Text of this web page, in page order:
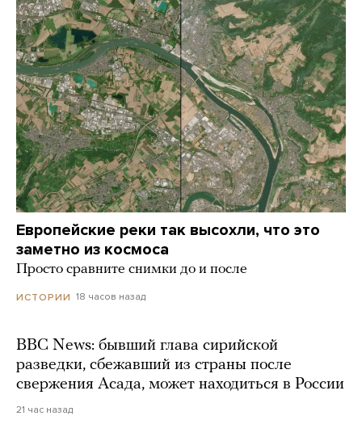
Европейские реки так высохли, что это
заметно из космоса
Просто сравните снимки до и после
ИСТОРИИ 18 часов назад
BBC News: бывший глава сирийской
разведки, сбежавший из страны после
свержения Асада, может находиться в России
21 час назад